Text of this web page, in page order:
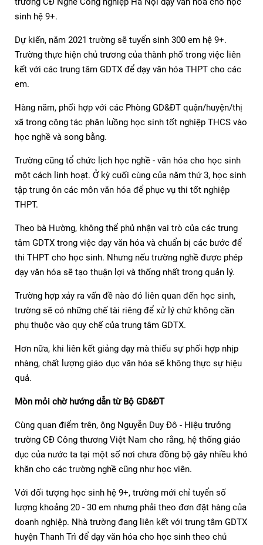
sinh hệ 9+.
Dự kiến, năm 2021 trường sẽ tuyển sinh 300 em hệ 9+.
Trường thực hiện chủ trương của thành phố trong việc liên
kết với các trung tâm GDTX để dạy văn hóa THPT cho các
em.
Hàng năm, phối hợp với các Phòng GD&ĐT quận/huyện/thị
xã trong công tác phân luồng học sinh tốt nghiệp THCS vào
học nghề và song bằng.
Trường cũng tổ chức lịch học nghề - văn hóa cho học sinh
một cách linh hoạt. Ở kỳ cuối cùng của năm thứ 3, học sinh
tập trung ôn các môn văn hóa để phục vụ thi tốt nghiệp
THPT.
Theo bà Hường, không thể phủ nhận vai trò của các trung
tâm GDTX trong việc dạy văn hóa và chuẩn bị các bước để
thi THPT cho học sinh. Nhưng nếu trường nghề được phép
dạy văn hóa sẽ tạo thuận lợi và thống nhất trong quản lý.
Trường hợp xảy ra vấn đề nào đó liên quan đến học sinh,
trường sẽ có những chế tài riêng để xử lý chứ không cần
phụ thuộc vào quy chế của trung tâm GDTX.
Hơn nữa, khi liên kết giảng dạy mà thiếu sự phối hợp nhịp
nhàng, chất lượng giáo dục văn hóa sẽ không thực sự hiệu
quả.
Mòn mỏi chờ hướng dẫn từ Bộ GD&ĐT
Cùng quan điểm trên, ông Nguyễn Duy Đô - Hiệu trưởng
trường CĐ Công thương Việt Nam cho rằng, hệ thống giáo
dục của nước ta tại một số nơi chưa đồng bộ gây nhiều khó
khăn cho các trường nghề cũng như học viên.
Với đối tượng học sinh hệ 9+, trường mới chỉ tuyển số
lượng khoảng 20 - 30 em nhưng phải theo đơn đặt hàng của
doanh nghiệp. Nhà trường đang liên kết với trung tâm GDTX
huyện Thanh Trì để dạy văn hóa cho học sinh theo chủ